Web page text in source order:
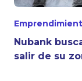
Nubank
salir de su